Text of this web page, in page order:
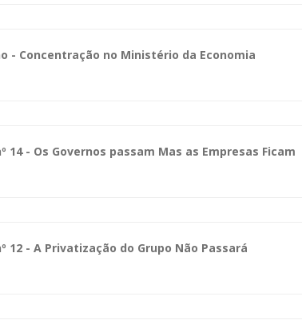
- Concentração no Ministério da Economia
14 - Os Governos passam Mas as Empresas Ficam
12 - A Privatização do Grupo Não Passará